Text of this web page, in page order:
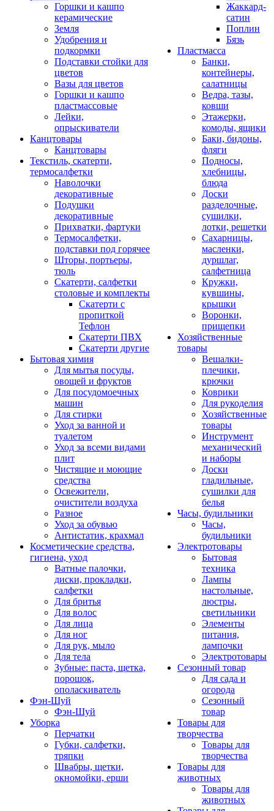
Горшки и кашпо
керамические
Земля
Удобрения и
подкормки
Подставки стойки для
цветов
Вазы для цветов
Горшки и кашпо
пластмассовые
Лейки,
опрыскиватели
Канцтовары
Канцтовары
Текстиль, скатерти,
термосалфетки
Наволочки
декоративные
Подушки
декоративные
Прихватки, фартуки
Термосалфетки,
подставки под горячее
Шторы, портьеры,
тюль
Скатерти, салфетки
столовые и комплекты
Скатерти с
пропиткой
Тефлон
Скатерти ПВХ
Скатерти другие
Бытовая химия
Для мытья посуды,
овощей и фруктов
Для посудомоечных
машин
Для стирки
Уход за ванной и
туалетом
Уход за всеми видами
плит
Чистящие и моющие
средства
Освежители,
очистители воздуха
Разное
Уход за обувью
Антистатик, крахмал
Косметические средства,
гигиена, уход
Ватные палочки,
диски, прокладки,
салфетки
Для бритья
Для волос
Для лица
Для ног
Для рук, мыло
Для тела
Зубные: паста, щетка,
порошок,
ополаскиватель
Фэн-Шуй
Фэн-Шуй
Уборка
Перчатки
Губки, салфетки,
тряпки
Швабры, щетки,
окномойки, ерши
Жаккард-
сатин
Поплин
Бязь
Пластмасса
Банки,
контейнеры,
салатницы
Ведра, тазы,
ковши
Этажерки,
комоды, ящики
Баки, бидоны,
фляги
Подносы,
хлебницы,
блюда
Доски
разделочные,
сушилки,
лотки, решетки
Сахарницы,
масленки,
дуршлаг,
салфетница
Кружки,
кувшины,
крышки
Воронки,
прищепки
Хозяйственные
товары
Вешалки-
плечики,
крючки
Коврики
Для рукоделия
Хозяйственные
товары
Инструмент
механический
и наборы
Доски
гладильные,
сушилки для
белья
Часы, будильники
Часы,
будильники
Электротовары
Бытовая
техника
Лампы
настольные,
люстры,
светильники
Элементы
питания,
лампочки
Электротовары
Сезонный товар
Для сада и
огорода
Сезонный
товар
Товары для
творчества
Товары для
творчества
Товары для
животных
Товары для
животных